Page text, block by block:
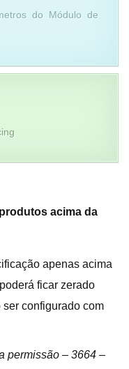
do Módulo de
acima da
apenas acima
ficar zerado
configurado com
permissão – 3664 –